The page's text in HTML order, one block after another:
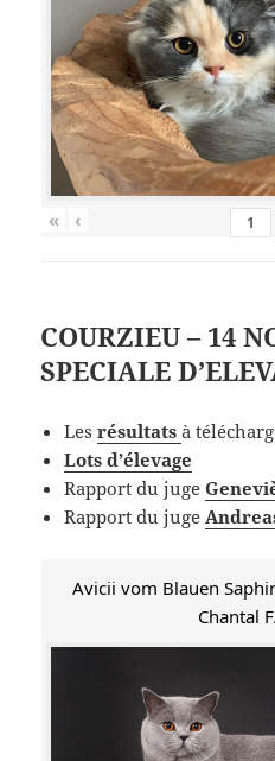
« ‹
COURZIEU – 14
SPECIALE
Lesrésultats à
Lots d’élevage
Rapport du juge
Rapport du juge
Avicii vom Blauen
Chantal